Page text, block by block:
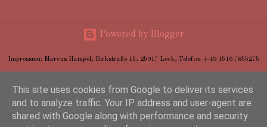
Powered by Blogger
Impressum: Marcus Hampel, Birkstraße 15, 25917 Leck, Telefon +49 1516 7855275
This site uses cookies from Google to deliver its services
and to analyze traffic. Your IP address and user-agent are
shared with Google along with performance and security